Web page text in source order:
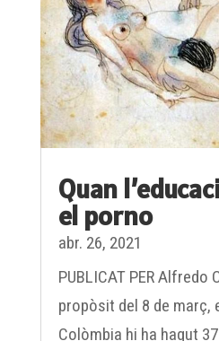
Quan
el porno
abr. 26, 2021
PUBLICAT PER Alfredo
propòsit del 8 de març,
Colòmbia hi ha hagut